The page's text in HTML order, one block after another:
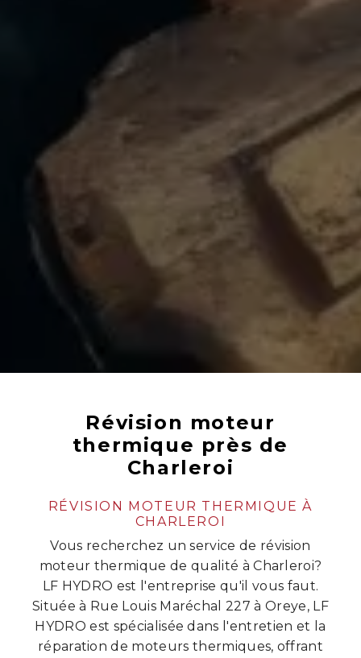
Révision moteur
thermique près de
Charleroi
RÉVISION MOTEUR THERMIQUE À
CHARLEROI
Vous recherchez un service de révision
moteur thermique de qualité à Charleroi?
LF HYDRO est l'entreprise qu'il vous faut.
Située à Rue Louis Maréchal 227 à Oreye, LF
HYDRO est spécialisée dans l'entretien et la
réparation de moteurs thermiques, offrant